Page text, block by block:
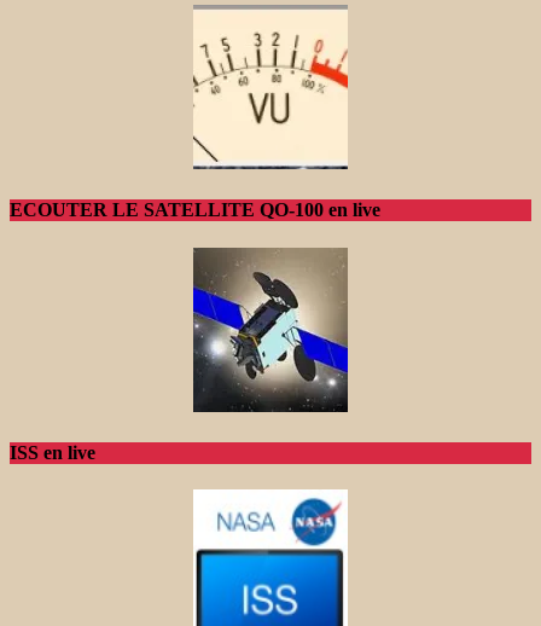
ECOUTER LE SATELLITE QO-100 en live
ISS en live